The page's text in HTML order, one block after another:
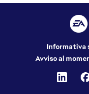
Informativa
Avviso al